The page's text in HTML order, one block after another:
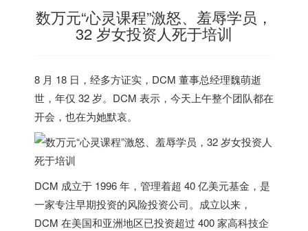
数万元“心灵课程”激怒、羞辱学员，
32 岁女投资人死于培训
8 月 18 日，经多方证实，DCM 董事总经理魏萌逝
世，年仅 32 岁。DCM 表示，今天上午整个团队都在
开会，也在为她默哀。
DCM 成立于 1996 年，管理着超 40 亿美元基金，是
一家专注早期投资的风险投资公司。成立以来，
DCM 在美国和亚洲地区已投资超过 400 家高科技企